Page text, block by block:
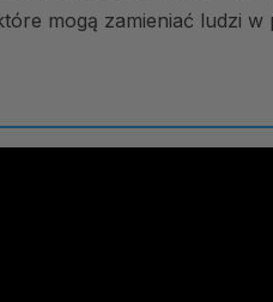
mogą zamieniać ludzi